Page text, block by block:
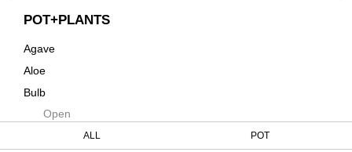
Native
Progress
Quartz
RAKU
POT+PLANTS
Agave
Aloe
Bulb
CactusOpen
ALL POT